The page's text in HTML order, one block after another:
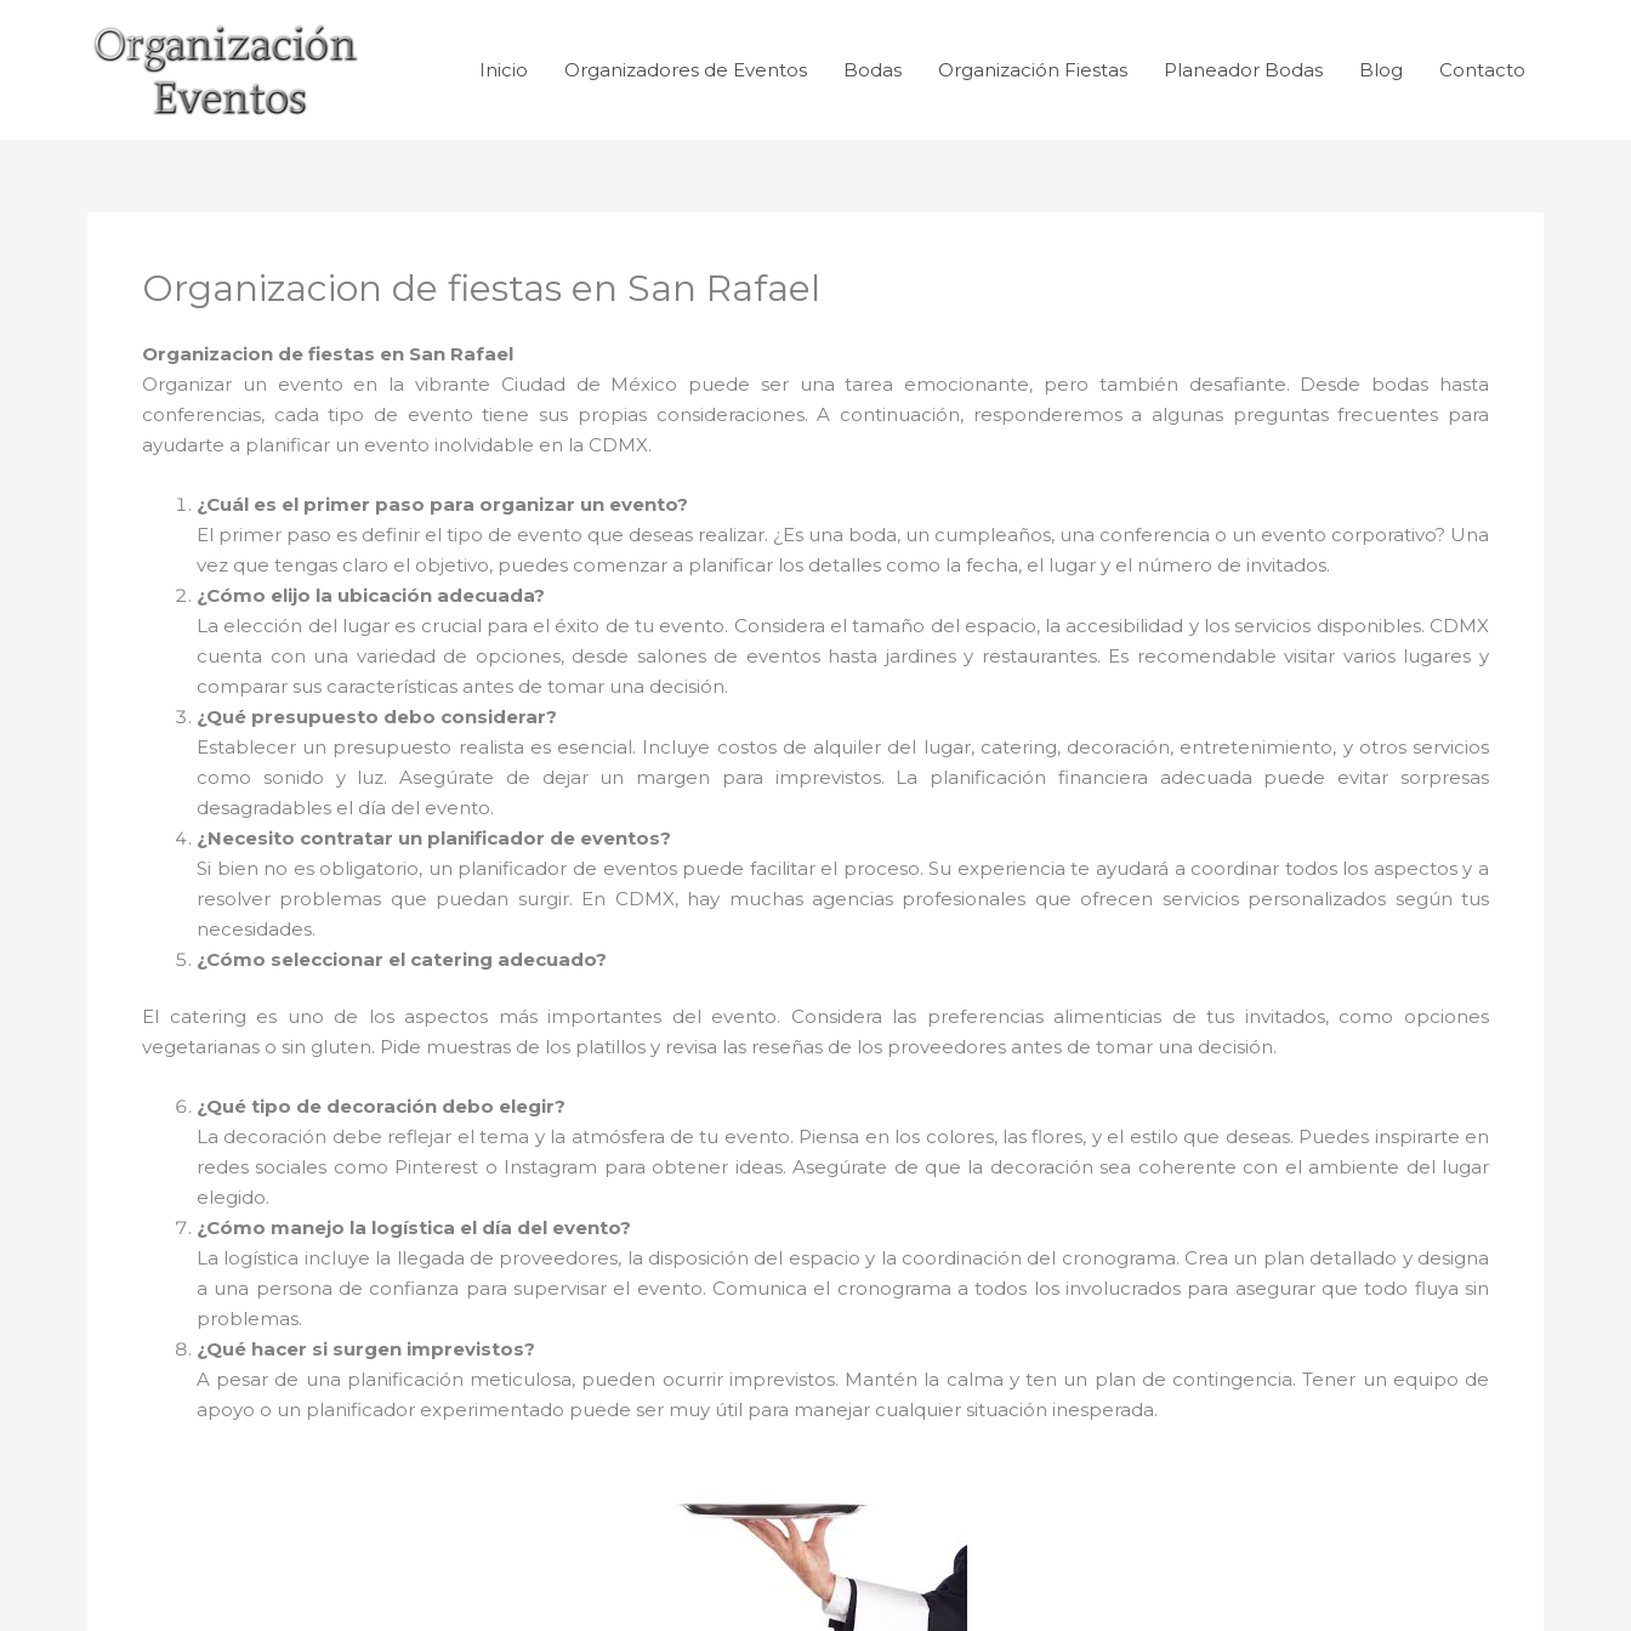
Inicio Organizadores de Eventos Bodas Organización Fiestas Planeador Bodas Blog Contacto
Organizacion de fiestas en San Rafael
Organizacion de fiestas en San Rafael
Organizar un evento en la vibrante Ciudad de México puede ser una tarea emocionante, pero también desafiante. Desde bodas hasta
conferencias, cada tipo de evento tiene sus propias consideraciones. A continuación, responderemos a algunas preguntas frecuentes para
ayudarte a planificar un evento inolvidable en la CDMX.
¿Cuál es el primer paso para organizar un evento?
El primer paso es definir el tipo de evento que deseas realizar. ¿Es una boda, un cumpleaños, una conferencia o un evento corporativo? Una
vez que tengas claro el objetivo, puedes comenzar a planificar los detalles como la fecha, el lugar y el número de invitados.
¿Cómo elijo la ubicación adecuada?
La elección del lugar es crucial para el éxito de tu evento. Considera el tamaño del espacio, la accesibilidad y los servicios disponibles. CDMX
cuenta con una variedad de opciones, desde salones de eventos hasta jardines y restaurantes. Es recomendable visitar varios lugares y
comparar sus características antes de tomar una decisión.
¿Qué presupuesto debo considerar?
Establecer un presupuesto realista es esencial. Incluye costos de alquiler del lugar, catering, decoración, entretenimiento, y otros servicios
como sonido y luz. Asegúrate de dejar un margen para imprevistos. La planificación financiera adecuada puede evitar sorpresas
desagradables el día del evento.
¿Necesito contratar un planificador de eventos?
Si bien no es obligatorio, un planificador de eventos puede facilitar el proceso. Su experiencia te ayudará a coordinar todos los aspectos y a
resolver problemas que puedan surgir. En CDMX, hay muchas agencias profesionales que ofrecen servicios personalizados según tus
necesidades.
¿Cómo seleccionar el catering adecuado?
El catering es uno de los aspectos más importantes del evento. Considera las preferencias alimenticias de tus invitados, como opciones
vegetarianas o sin gluten. Pide muestras de los platillos y revisa las reseñas de los proveedores antes de tomar una decisión.
¿Qué tipo de decoración debo elegir?
La decoración debe reflejar el tema y la atmósfera de tu evento. Piensa en los colores, las flores, y el estilo que deseas. Puedes inspirarte en
redes sociales como Pinterest o Instagram para obtener ideas. Asegúrate de que la decoración sea coherente con el ambiente del lugar
elegido.
¿Cómo manejo la logística el día del evento?
La logística incluye la llegada de proveedores, la disposición del espacio y la coordinación del cronograma. Crea un plan detallado y designa
a una persona de confianza para supervisar el evento. Comunica el cronograma a todos los involucrados para asegurar que todo fluya sin
problemas.
¿Qué hacer si surgen imprevistos?
A pesar de una planificación meticulosa, pueden ocurrir imprevistos. Mantén la calma y ten un plan de contingencia. Tener un equipo de
apoyo o un planificador experimentado puede ser muy útil para manejar cualquier situación inesperada.